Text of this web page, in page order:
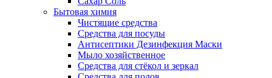
Бытовая химия
Чистящие средства
Средства для посуды
Антисептики Дезинфекция Маски
Мыло хозяйственное
Средства для стёкол и зеркал